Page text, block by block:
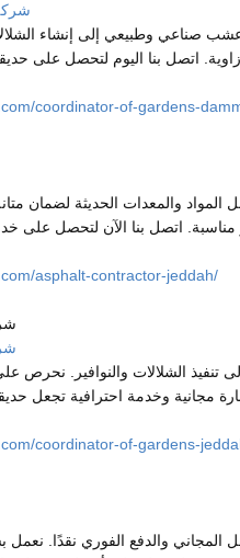
صناعي وطبيعي إلى إنشاء
اتصل بنا اليوم لتحصل على
coordinator-of-gardens-
والمعدات الحديثة لضمان
مناسبة. اتصل بنا الآن لتحصل على
asphalt-contractor-jeddah/
الشلالات والنوافير. نحرص
مجانية وخدمة احترافية تجعل
coordinator-of-gardens-
والدفع الفوري نقدًا. نعمل